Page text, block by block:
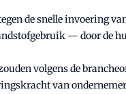
de snelle invoering
— door de
volgens de
van